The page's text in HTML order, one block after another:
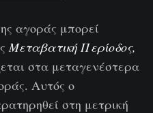
αγοράς μπορεί
Μεταβατική Περίοδος,
στα μεταγενέστερα
Αυτός ο
στη μετρική